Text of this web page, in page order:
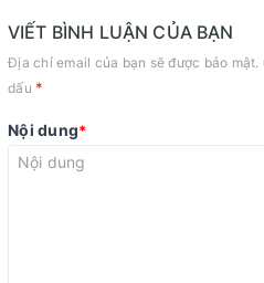
VIẾT BÌNH LUẬN CỦA BẠN
Địa chỉ email của bạn sẽ được bảo
dấu *
Nội dung*